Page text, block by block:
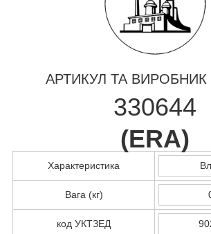
АРТИКУЛ ТА ВИРОБНИК
330644
(ERA)
Характеристика
Вага (кг)
код УКТЗЕД